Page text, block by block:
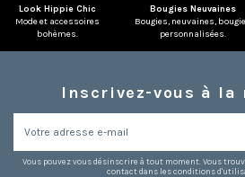
Look Hippie Chic
Mode et accessoires
bohèmes.
Bougies Neuvaines
Bougies, neuvaines,
personnalisées.
Inscrivez-vous à la
Vous pouvez vous désinscrire à tout moment. Vous
contact dans les conditions